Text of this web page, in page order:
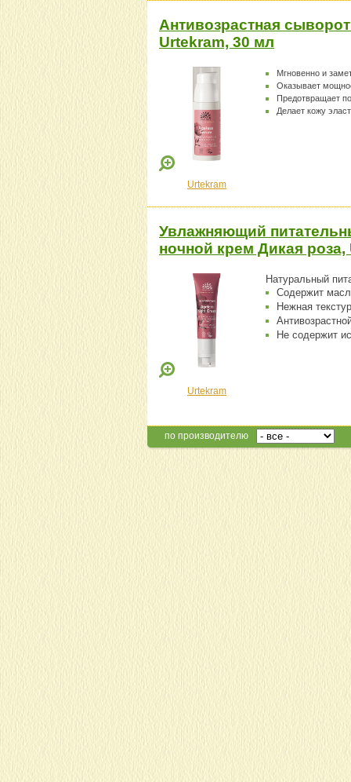
Антивозрастная
Urtekram, 30 мл
Мгновенно и
Оказывает
Предотвращает
Делает кожу
Urtekram
Увлажняющий
ночной крем Дикая
Натуральный
Содержит
Нежная
Не содержит
Urtekram
по производителю